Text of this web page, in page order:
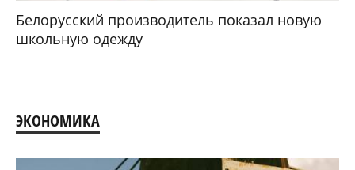
Белорусский производитель показал новую
школьную одежду
ЭКОНОМИКА